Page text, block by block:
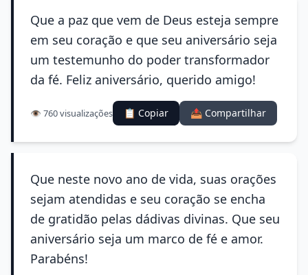
Que a paz que vem de Deus esteja sempre
em seu coração e que seu aniversário seja
um testemunho do poder transformador
da fé. Feliz aniversário, querido amigo!
👁️ 760 visualizações 📋 Copiar 📤 Compartilhar
Que neste novo ano de vida, suas orações
sejam atendidas e seu coração se encha
de gratidão pelas dádivas divinas. Que seu
aniversário seja um marco de fé e amor.
Parabéns!